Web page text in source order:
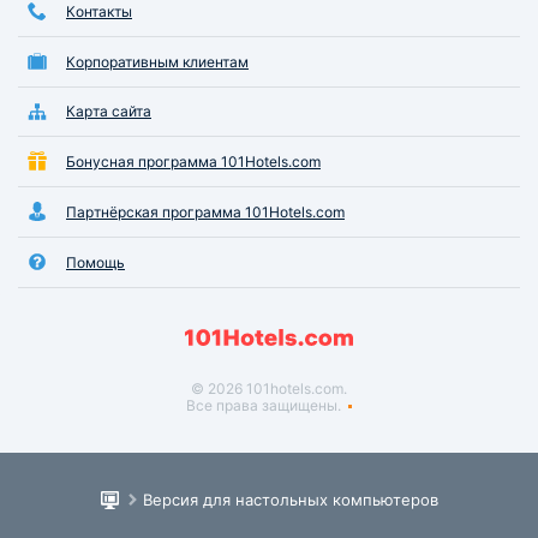
Контакты
Корпоративным клиентам
Карта сайта
Бонусная программа 101Hotels.com
Партнёрская программа 101Hotels.com
Помощь
© 2026 101hotels.com.
Все права защищены.
Версия для настольных компьютеров